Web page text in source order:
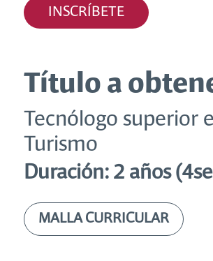
INSCRÍBETE
Título a
Tecnólogo superior
Turismo
Duración: 2 años
MALLA CURRICULAR